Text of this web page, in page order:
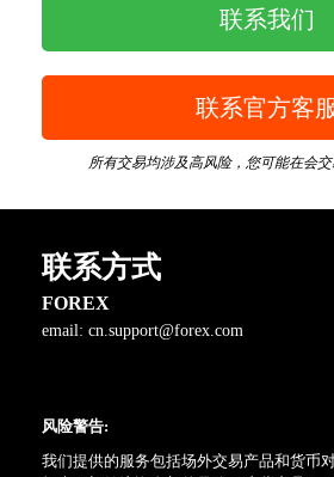
联系我们
联系官方客
所有交易均涉及高风险，您可能在会
联系方式
FOREX
email: cn.support@forex.com
风险警告:
我们提供的服务包括场外交易产品和货币